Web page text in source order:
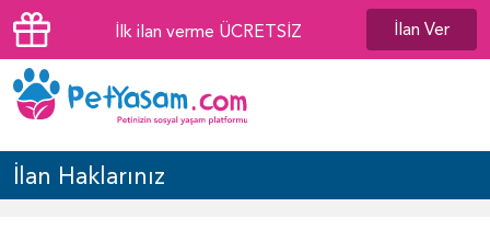
İlk ilan verme ÜCRETSİZ İlan Ver
İlan Haklarınız